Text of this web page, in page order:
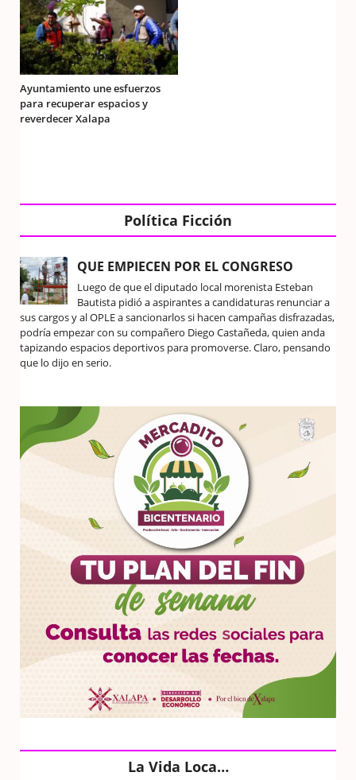
Ayuntamiento une esfuerzos
para recuperar espacios y
reverdecer Xalapa
Política Ficción
QUE EMPIECEN POR EL CONGRESO
Luego de que el diputado local morenista Esteban
Bautista pidió a aspirantes a candidaturas renunciar a
sus cargos y al OPLE a sancionarlos si hacen campañas disfrazadas,
podría empezar con su compañero Diego Castañeda, quien anda
tapizando espacios deportivos para promoverse. Claro, pensando
que lo dijo en serio.
La Vida Loca…